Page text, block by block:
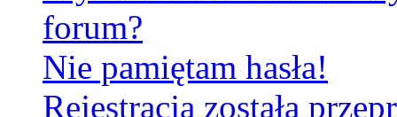
forum?
Nie pamiętam hasła!
Rejestracja została